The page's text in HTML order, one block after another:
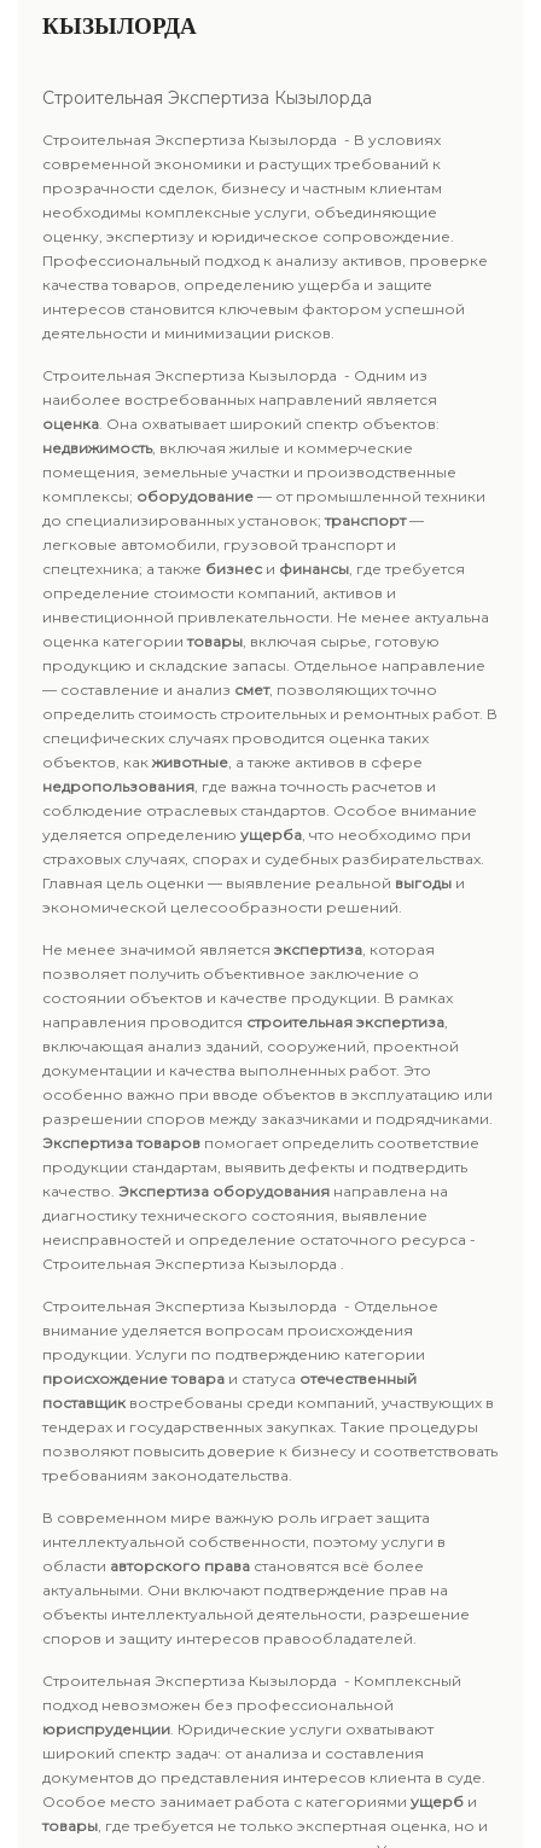
КЫЗЫЛОРДА
Строительная Экспертиза Кызылорда
Строительная Экспертиза Кызылорда - В условиях
современной экономики и растущих требований к
прозрачности сделок, бизнесу и частным клиентам
необходимы комплексные услуги, объединяющие
оценку, экспертизу и юридическое сопровождение.
Профессиональный подход к анализу активов, проверке
качества товаров, определению ущерба и защите
интересов становится ключевым фактором успешной
деятельности и минимизации рисков.
Строительная Экспертиза Кызылорда - Одним из
наиболее востребованных направлений является
оценка. Она охватывает широкий спектр объектов:
недвижимость, включая жилые и коммерческие
помещения, земельные участки и производственные
комплексы; оборудование — от промышленной техники
до специализированных установок;транспорт—
легковые автомобили, грузовой транспорт и
спецтехника; а также бизнес и финансы, где требуется
определение стоимости компаний, активов и
инвестиционной привлекательности. Не менее актуальна
оценка категориитовары, включая сырье, готовую
продукцию и складские запасы. Отдельное направление
— составление и анализ смет, позволяющих точно
определить стоимость строительных и ремонтных работ. В
специфических случаях проводится оценка таких
объектов, какживотные, а также активов в сфере
недропользования, где важна точность расчетов и
соблюдение отраслевых стандартов. Особое внимание
уделяется определению ущерба, что необходимо при
страховых случаях, спорах и судебных разбирательствах.
Главная цель оценки — выявление реальной выгоды и
экономической целесообразности решений.
Не менее значимой является экспертиза, которая
позволяет получить объективное заключение о
состоянии объектов и качестве продукции. В рамках
направления проводится строительная экспертиза,
включающая анализ зданий, сооружений, проектной
документации и качества выполненных работ. Это
особенно важно при вводе объектов в эксплуатацию или
разрешении споров между заказчиками и подрядчиками.
Экспертиза товаров помогает определить соответствие
продукции стандартам, выявить дефекты и подтвердить
качество. Экспертиза оборудования направлена на
диагностику технического состояния, выявление
неисправностей и определение остаточного ресурса -
Строительная Экспертиза Кызылорда .
Строительная Экспертиза Кызылорда - Отдельное
внимание уделяется вопросам происхождения
продукции. Услуги по подтверждению категории
происхождение товара и статуса отечественный
поставщик востребованы среди компаний, участвующих в
тендерах и государственных закупках. Такие процедуры
позволяют повысить доверие к бизнесу и соответствовать
требованиям законодательства.
В современном мире важную роль играет защита
интеллектуальной собственности, поэтому услуги в
области авторского права становятся всё более
актуальными. Они включают подтверждение прав на
объекты интеллектуальной деятельности, разрешение
споров и защиту интересов правообладателей.
Строительная Экспертиза Кызылорда - Комплексный
подход невозможен без профессиональной
юриспруденции. Юридические услуги охватывают
широкий спектр задач: от анализа и составления
документов до представления интересов клиента в суде.
Особое место занимает работа с категориями ущерб и
товары, где требуется не только экспертная оценка, но и